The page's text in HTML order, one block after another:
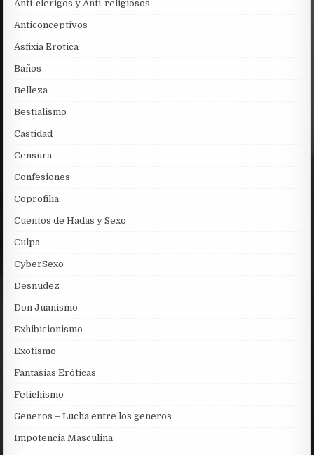
Anti-clerigos y Anti-religiosos
Anticonceptivos
Asfixia Erotica
Baños
Belleza
Bestialismo
Castidad
Censura
Confesiones
Coprofilia
Cuentos de Hadas y Sexo
Culpa
CyberSexo
Desnudez
Don Juanismo
Exhibicionismo
Exotismo
Fantasias Eróticas
Fetichismo
Generos – Lucha entre los generos
Impotencia Masculina